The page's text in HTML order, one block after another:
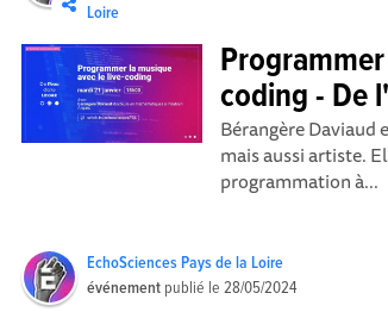
Loire
coding - De
Bérangère Daviaud
mais aussi artiste.
programmation à...
EchoSciences Pays de la Loire
événement publié le28/05/2024